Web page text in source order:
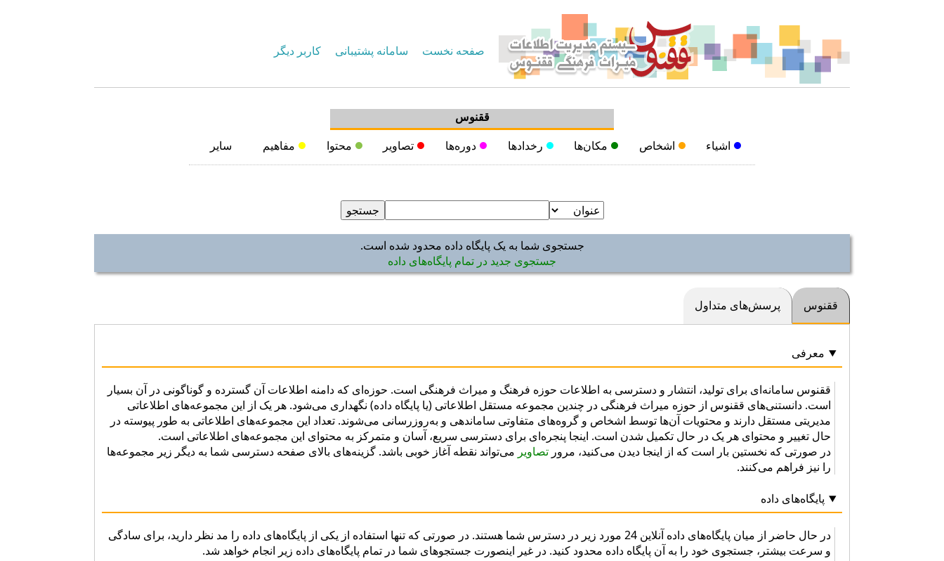
صفحه نخست سامانه پشتیبانی کاربر دیگر
ققنوس
اشیاء
اشخاص مکان‌ها رخدادها دوره‌ها تصاویر محتوا مفاهیم سایر
جستجوی شما به یک پایگاه داده محدود شده است.
جستجوی جدید در تمام پایگاه‌های داده
ققنوس پرسش‌های متداول
معرفی
ققنوس سامانه‌ای برای تولید، انتشار و دسترسی به اطلاعات حوزه فرهنگ و میراث فرهنگی است. حوزه‌ای که دامنه اطلاعات آن گسترده و گوناگونی در آن بسیار
است. دانستنی‌های ققنوس از حوزه میراث فرهنگی در چندین مجموعه مستقل اطلاعاتی (یا پایگاه داده) نگهداری می‌شود. هر یک از این مجموعه‌های اطلاعاتی
مدیریتی مستقل دارند و محتویات آن‌ها توسط اشخاص و گروه‌های متفاوتی ساماندهی و به‌روزرسانی می‌شوند. تعداد این مجموعه‌های اطلاعاتی به طور پیوسته در
حال تغییر و محتوای هر یک در حال تکمیل شدن است. اینجا پنجره‌ای برای دسترسی سریع، آسان و متمرکز به محتوای این مجموعه‌های اطلاعاتی است.
در صورتی که نخستین بار است که از اینجا دیدن می‌کنید، مرورتصاویر می‌تواند نقطه آغاز خوبی باشد. گزینه‌های بالای صفحه دسترسی شما به دیگر زیر مجموعه‌ها
را نیز فراهم می‌کنند.
پایگاه‌های داده
در حال حاضر از میان پایگاه‌های داده آنلاین 24 مورد زیر در دسترس شما هستند. در صورتی که تنها استفاده از یکی از پایگاه‌های داده را مد نظر دارید، برای سادگی
و سرعت بیشتر، جستجوی خود را به آن پایگاه داده محدود کنید. در غیر اینصورت جستجوهای شما در تمام پایگاه‌های داده زیر انجام خواهد شد.